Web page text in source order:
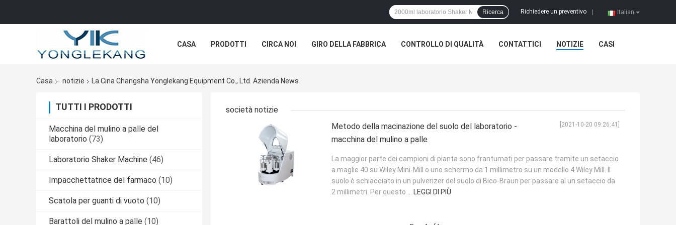
Italian
Richiedere un preventivo
Ricerca
CASA PRODOTTI CIRCA NOI GIRO DELLA FABBRICA CONTROLLO DI QUALITÀ CONTATTICI NOTIZIE CASI
Casa notizie La Cina Changsha Yonglekang Equipment Co., Ltd. Azienda News
TUTTI I PRODOTTI
Macchina del mulino a palle del
laboratorio (73)
Laboratorio Shaker Machine (46)
Impacchettatrice del farmaco (10)
Scatola per guanti di vuoto (10)
Barattoli del mulino a palle (10)
società notizie
Metodo della macinazione del suolo del laboratorio -
macchina del mulino a palle
[2021-10-20 09:26:41]
La maggior parte dei campioni di pianta sono frantumati per passare tramite un setaccio
a maglie 40 su Wiley Mini-Mill o uno schermo da 1 millimetro su un modello 4 Wiley Mill. Il
suolo è schiacciato in un pulverizer del suolo di Bico-Braun per passare al un setaccio da
2 millimetri. Per questo ... LEGGI DI PIÙ